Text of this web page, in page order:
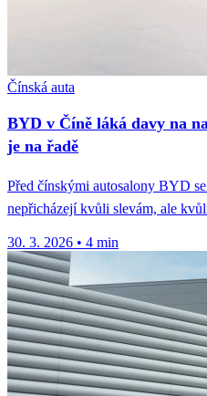
Čínská auta
BYD v Číně láká davy na
je na řadě
Před čínskými autosalony BYD
nepřicházejí kvůli slevám, ale
30. 3. 2026 • 4 min